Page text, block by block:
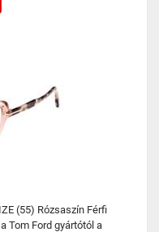
(55) Rózsaszín Férfi
Tom Ford gyártótól a